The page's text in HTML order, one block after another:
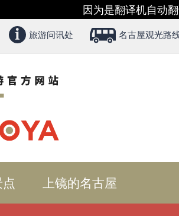
因为是翻译机自动
旅游问讯处 名古屋观光路
上镜的名古屋